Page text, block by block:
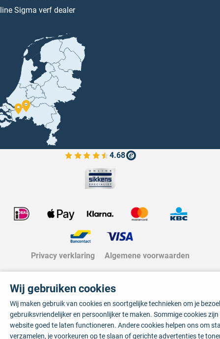
Sigma verf dealer
4.68
Bekijk de verfplaza beoordelingen
Privacy verklaring Algemene voorwaarden
Wij gebruiken cookies
Wij maken gebruik van cookies en soortgelijke technieken om je
gebruiksvriendelijker en persoonlijker te maken. Sommige cookies
website goed te laten functioneren. Andere cookies helpen ons om
verzamelen, je voorkeuren op te slaan of gerichte advertenties te